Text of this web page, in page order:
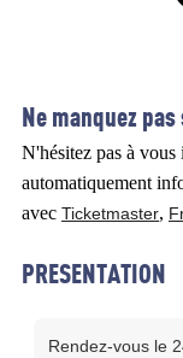
Ne manquez
N'hésitez pas à vous
automatiquement
avec Ticketmaster,
PRESENTATION
Rendez-vous le